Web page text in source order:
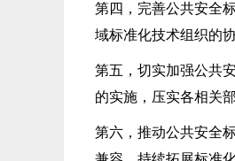
第四，完善公共安全
域标准化技术组织的协
第五，切实加强公共
的实施，压实各相关
第六，推动公共安全